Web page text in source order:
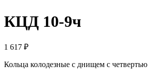
КЦД 10-9ч
1 617 ₽
Кольца колодезные с днищем с четвертью